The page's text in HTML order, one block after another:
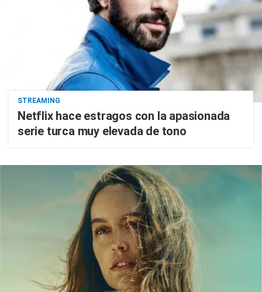
STREAMING
Netflix hace estragos con la apasionada
serie turca muy elevada de tono